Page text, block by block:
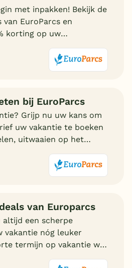
met inpakken! Bekijk de
van EuroParcs en
korting op uw
bij EuroParcs
Grijp nu uw kans om
uw vakantie te boeken
uitwaaien op het
van Europarcs
altijd een scherpe
vakantie nóg leuker
termijn op vakantie wilt